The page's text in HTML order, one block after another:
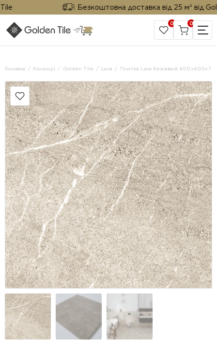
Безкоштовна доставка від 25 м² від
САЙТ КОМПАНІЇ
0 0
Головна Колекції Golden Tile Lara Плитка Lara бежевий 400х400х7